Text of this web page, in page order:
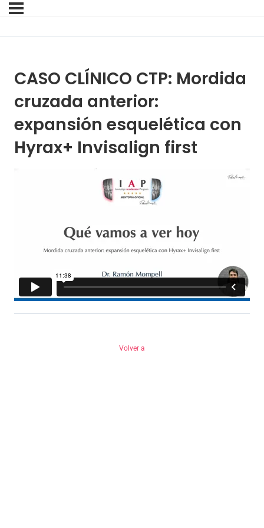
CASO CLÍNICO CTP: Mordida
cruzada anterior:
expansión esquelética con
Hyrax+ Invisalign first
Volver a